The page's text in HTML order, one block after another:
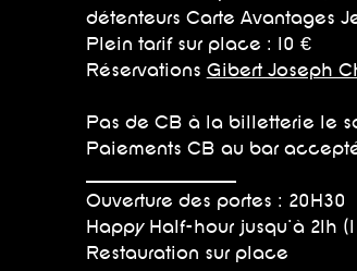
détenteurs Carte Avantages
Plein tarif sur place : 10 €
Réservations Gibert Joseph
Pas de CB à la billetterie le
Paiements CB au bar
Ouverture des portes : 20H30
Happy Half-hour jusqu'à 21h
Restauration sur place